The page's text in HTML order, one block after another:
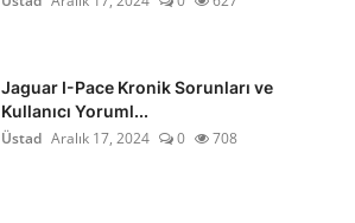
Jaguar I-Pace Kronik Sorunları ve
Kullanıcı Yoruml...
Üstad Aralık 17, 2024 0 708